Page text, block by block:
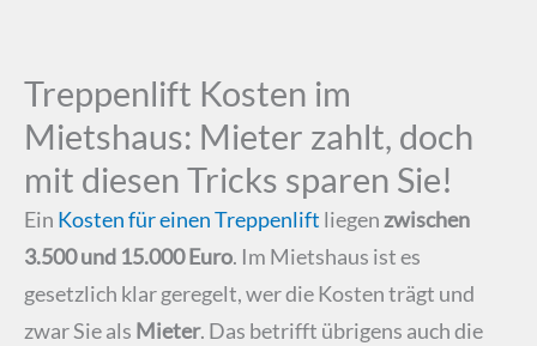
Treppenlift Kosten im
Mietshaus: Mieter zahlt, doch
mit diesen Tricks sparen Sie!
Ein Kosten für einen Treppenlift liegenzwischen
3.500 und 15.000 Euro. Im Mietshaus ist es
gesetzlich klar geregelt, wer die Kosten trägt und
zwar Sie als Mieter. Das betrifft übrigens auch die